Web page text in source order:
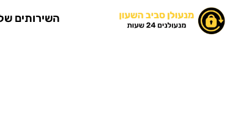
דילוג
לתוכן
השירותים